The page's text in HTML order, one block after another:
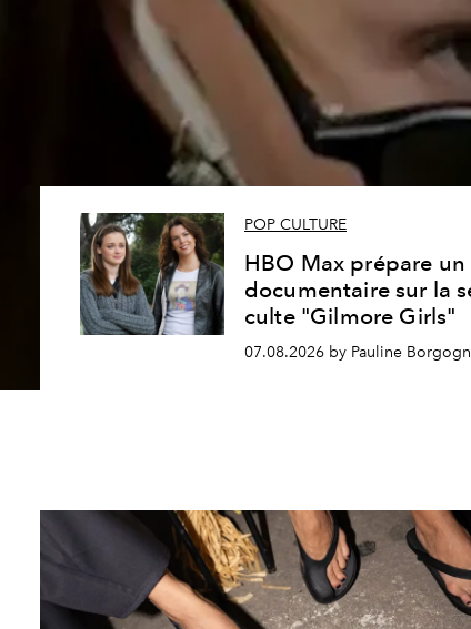
POP CULTURE
HBO Max prépare un
documentaire sur la
culte "Gilmore Girls"
07.08.2026 by Pauline